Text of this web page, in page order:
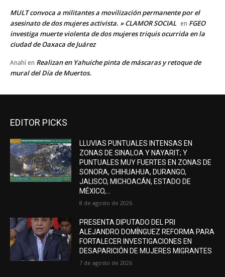
MULT convoca a militantes a movilización permanente por el
asesinato de dos mujeres activista. » CLAMOR SOCIAL en FGEO
investiga muerte violenta de dos mujeres triquis ocurrida en la
ciudad de Oaxaca de Juárez
Anahí en Realizan en Yahuiche pinta de máscaras y retoque de
mural del Día de Muertos.
EDITOR PICKS
LLUVIAS PUNTUALES INTENSAS EN
ZONAS DE SINALOA Y NAYARIT; Y
PUNTUALES MUY FUERTES EN ZONAS DE
SONORA, CHIHUAHUA, DURANGO,
JALISCO, MICHOACÁN, ESTADO DE
MÉXICO,...
8 de agosto de 2026
PRESENTA DIPUTADO DEL PRI
ALEJANDRO DOMÍNGUEZ REFORMA PARA
FORTALECER INVESTIGACIONES EN
DESAPARICIÓN DE MUJERES MIGRANTES
7 de agosto de 2026